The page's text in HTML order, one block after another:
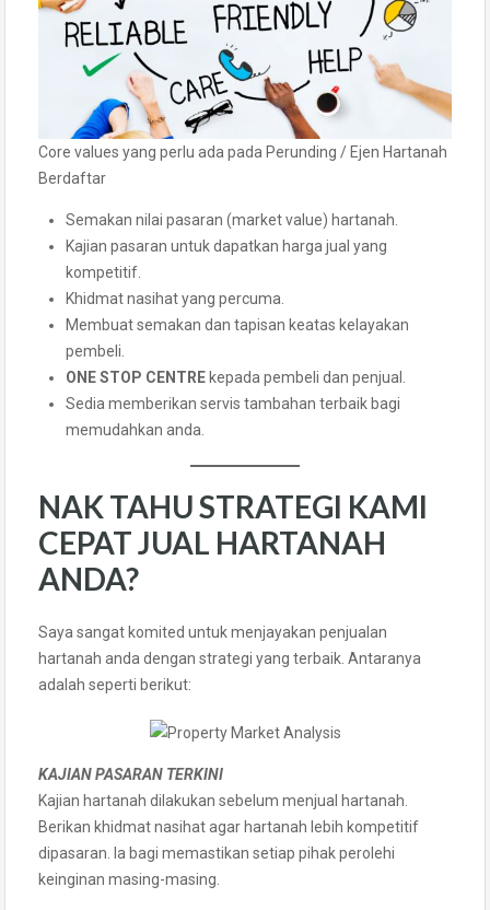
Core values yang perlu ada pada Perunding / Ejen Hartanah
Berdaftar
Semakan nilai pasaran (market value) hartanah.
Kajian pasaran untuk dapatkan harga jual yang
kompetitif.
Khidmat nasihat yang percuma.
Membuat semakan dan tapisan keatas kelayakan
pembeli.
ONE STOP CENTRE kepada pembeli dan penjual.
Sedia memberikan servis tambahan terbaik bagi
memudahkan anda.
NAK TAHU STRATEGI KAMI
CEPAT JUAL HARTANAH
ANDA?
Saya sangat komited untuk menjayakan penjualan
hartanah anda dengan strategi yang terbaik. Antaranya
adalah seperti berikut:
KAJIAN PASARAN TERKINI
Kajian hartanah dilakukan sebelum menjual hartanah.
Berikan khidmat nasihat agar hartanah lebih kompetitif
dipasaran. Ia bagi memastikan setiap pihak perolehi
keinginan masing-masing.